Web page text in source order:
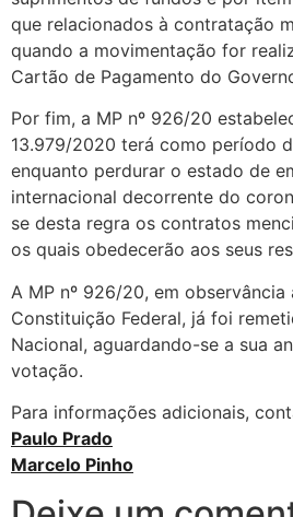
que relacionados à contratação
quando a movimentação for
Cartão de Pagamento do
Por fim, a MP nº 926/20
13.979/2020 terá como período
enquanto perdurar o estado de
internacional decorrente do
se desta regra os contratos
os quais obedecerão aos seus
A MP nº 926/20, em
Constituição Federal, já foi
Nacional, aguardando-se a sua
votação.
Para informações adicionais,
Paulo Prado
Marcelo Pinho